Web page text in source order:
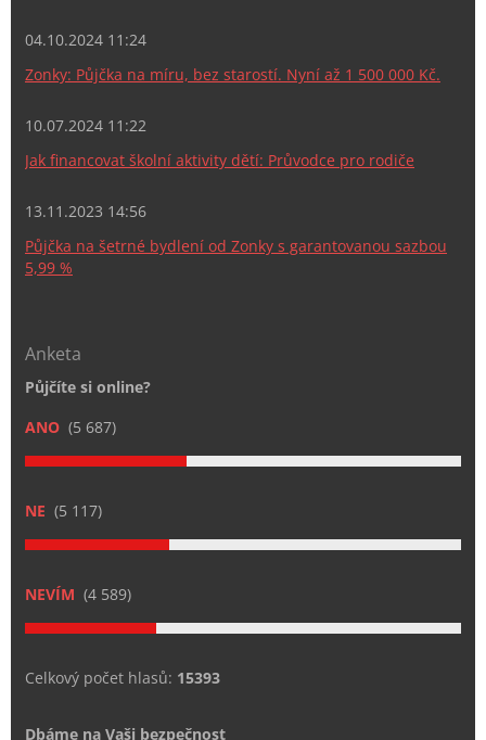
04.10.2024 11:24
Zonky: Půjčka na míru, bez starostí. Nyní až 1 500 000 Kč.
10.07.2024 11:22
Jak financovat školní aktivity dětí: Průvodce pro rodiče
13.11.2023 14:56
Půjčka na šetrné bydlení od Zonky s garantovanou sazbou
5,99 %
Anketa
Půjčíte si online?
ANO (5 687)
NE (5 117)
NEVÍM (4 589)
Celkový počet hlasů: 15393
Dbáme na Vaši bezpečnost